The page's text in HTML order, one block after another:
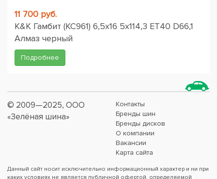
11 700 руб.
K&K Гамбит (КС961) 6,5x16 5x114,3 ET40 D66,1
Алмаз черный
Подробнее
© 2009—2025, ООО
«Зелёная шина»
Контакты
Бренды шин
Бренды дисков
О компании
Вакансии
Карта сайта
Данный сайт носит исключительно информационный характер и ни при
каких условиях не является публичной офертой, определяемой